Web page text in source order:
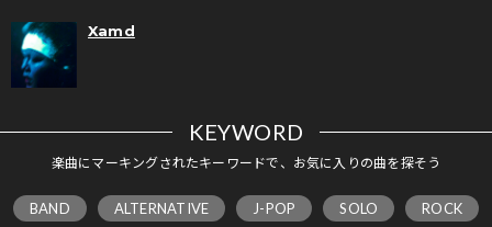
Xamd
KEYWORD
楽曲にマーキングされたキーワードで、お気に入りの曲を探そう
BAND ALTERNATIVE J-POP SOLO ROCK